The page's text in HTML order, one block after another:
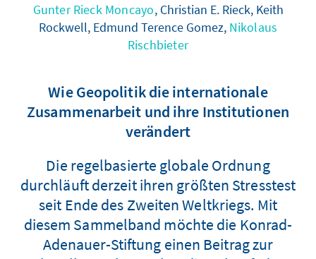
Gunter Rieck Moncayo, Christian E. Rieck, Keith
Rockwell, Edmund Terence Gomez, Nikolaus
Rischbieter
Wie Geopolitik die internationale
Zusammenarbeit und ihre Institutionen
verändert
Die regelbasierte globale Ordnung
durchläuft derzeit ihren größten Stresstest
seit Ende des Zweiten Weltkriegs. Mit
diesem Sammelband möchte die Konrad-
Adenauer-Stiftung einen Beitrag zur